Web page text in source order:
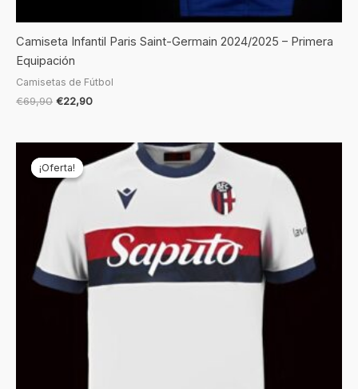
Camiseta Infantil Paris Saint-Germain 2024/2025 – Primera
Equipación
Camisetas de Fútbol
€69,90 €22,90
¡Oferta!
¡Oferta!
precio
original
era:
precio
€19,90.